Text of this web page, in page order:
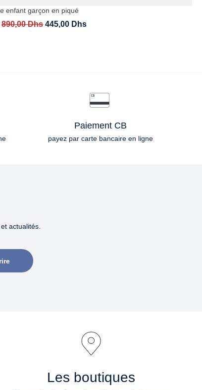
enfant garçon en piqué
890,00Dhs 445,00 Dhs
Paiement CB
payez par carte bancaire en ligne
actualités.
Les boutiques